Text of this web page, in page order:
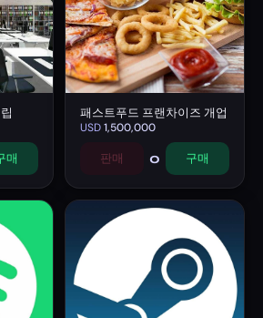
매
패스트푸드 프랜차이즈 개업
USD1,500,000
판매 0 구매